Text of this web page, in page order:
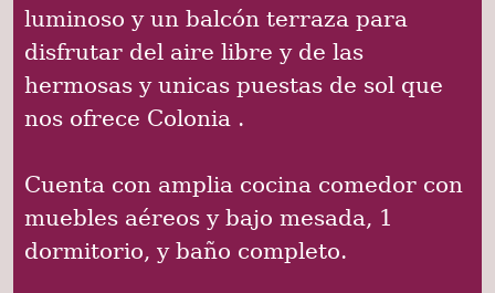
luminoso y un balcón terraza para
disfrutar del aire libre y de las
hermosas y unicas puestas de sol que
nos ofrece Colonia .
Cuenta con amplia cocina comedor con
muebles aéreos y bajo mesada, 1
dormitorio, y baño completo.